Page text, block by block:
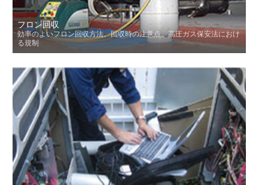
フロン回収
効率のよいフロン回収方法、回収時の注意点、高圧ガス保安法におけ
る規制